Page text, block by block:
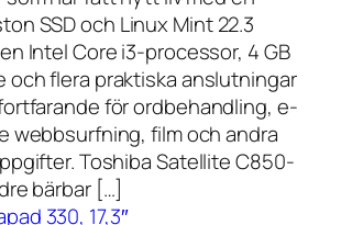
SSD och Linux Mint 22.3
en Intel Core i3-processor, 4 GB
och flera praktiska anslutningar
för ordbehandling, e-
webbsurfning, film och andra
Toshiba Satellite C850-
bärbar […]
330, 17,3″